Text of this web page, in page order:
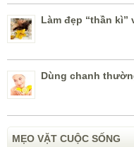
Làm đẹp “thần kì”
Dùng chanh
MẸO VẶT CUỘC SỐNG